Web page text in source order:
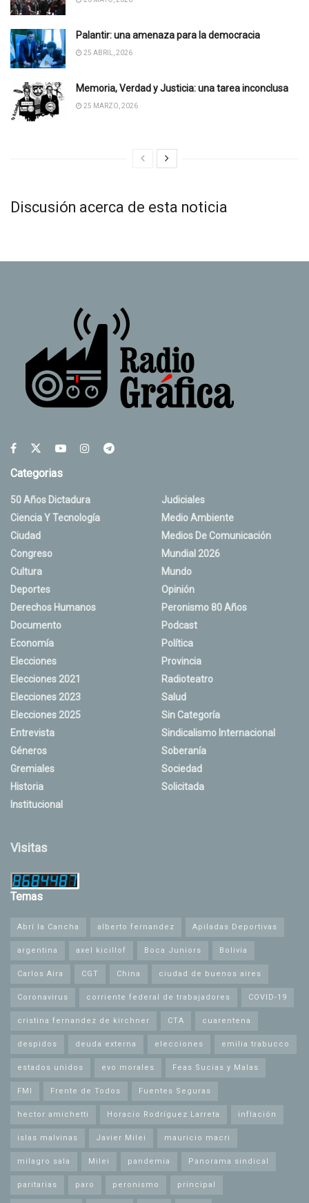
Palantir: una amenaza para la democracia
25 ABRIL, 2026
Memoria, Verdad y Justicia: una tarea inconclusa
25 MARZO, 2026
Discusión acerca de esta noticia
Categorias
50 Años Dictadura
Ciencia Y Tecnología
Ciudad
Congreso
Cultura
Deportes
Derechos Humanos
Documento
Economía
Elecciones
Elecciones 2021
Elecciones 2023
Elecciones 2025
Entrevista
Géneros
Gremiales
Historia
Institucional
Judiciales
Medio Ambiente
Medios De Comunicación
Mundial 2026
Mundo
Opinión
Peronismo 80 Años
Podcast
Política
Provincia
Radioteatro
Salud
Sin Categoría
Sindicalismo Internacional
Soberanía
Sociedad
Solicitada
Visitas
Temas
Abrí la Cancha alberto fernandez Apiladas Deportivas
argentina axel kicillof Boca Juniors Bolivia
Carlos Aira CGT China ciudad de buenos aires
Coronavirus corriente federal de trabajadores COVID-19
cristina fernandez de kirchner CTA cuarentena
despidos deuda externa elecciones emilia trabucco
estados unidos evo morales Feas Sucias y Malas
FMI Frente de Todos Fuentes Seguras
hector amichetti Horacio Rodríguez Larreta inflación
islas malvinas Javier Milei mauricio macri
milagro sala Milei pandemia Panorama sindical
paritarias paro peronismo principal